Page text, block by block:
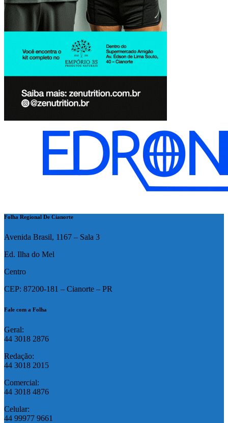
Folha Regional De Cianorte
Avenida Brasil, 1167 – Sala 3
Ed. Ilha do Mel
Centro
CEP: 87200-181 – Cianorte – PR
Fale com a Folha
Geral:
44 3018 2876
Redação:
44 3018 2015
Comercial:
44 3018 4876
Celular:
44 99977 9661